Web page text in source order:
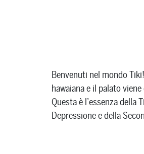
Benvenuti nel mondo
hawaiana e il palato
Questa è l’essenza
Depressione e della